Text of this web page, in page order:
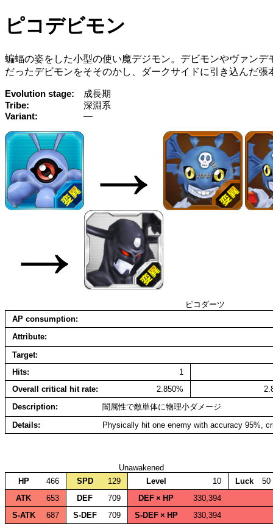
ピコデビモン
蝙蝠の姿をした小型の使い魔デジモン。デビモンやヴァン
だったデビモンをそそのかし、ダークサイドに引き込んだ張
Evolution stage
成長期
Tribe
深淵系
Variant
—
→
→
ピコダーツ
AP consumption
Attribute
Target
Hits
1
Overall critical hit rate
2.850%
Description
闇属性で敵単体に物理小ダメージ
Details
Physically hit one enemy with accuracy 95%,
Unawakened
HP
466 SPD 129 Level 10 Luck
50
ATK
653 DEF 709 DEF × HP
330,394
S‑ATK
687 S‑DEF 709 S‑DEF × HP 330,394